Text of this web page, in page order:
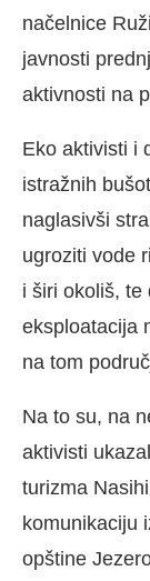
načelnice
javnosti
aktivnosti na
Eko aktivisti i
istražnih
naglasivši
ugroziti vode
i širi okoliš, te
eksploatacija
na tom
Na to su, na
aktivisti
turizma
komunikaciju
opštine